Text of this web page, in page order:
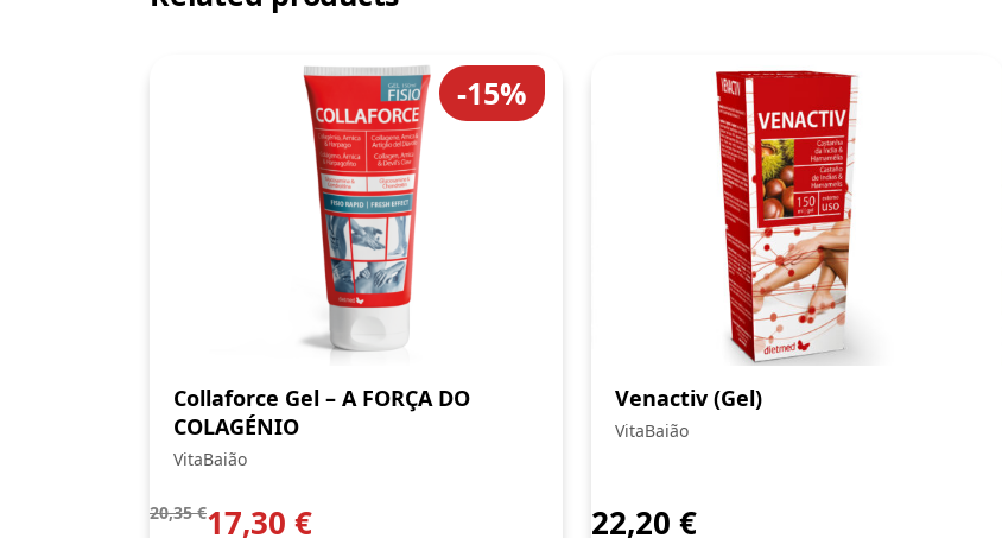
-15%
Collaforce Gel – A FORÇA DO
COLAGÉNIO
VitaBaião
20,35€17,30 €
Venactiv (Gel)
VitaBaião
22,20 €